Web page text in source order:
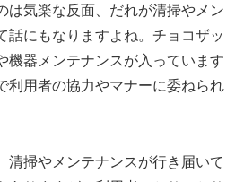
は気楽な反面、だれが清掃やメン
話にもなりますよね。チョコザッ
機器メンテナンスが入っています
利用者の協力やマナーに委ねられ
清掃やメンテナンスが行き届いて